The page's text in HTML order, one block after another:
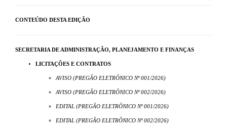
CONTEÚDO DESTA EDIÇÃO
SECRETARIA DE ADMINISTRAÇÃO, PLANEJAMENTO E FINANÇAS
LICITAÇÕES E CONTRATOS
AVISO (PREGÃO ELETRÔNICO Nº 001/2026)
AVISO (PREGÃO ELETRÔNICO Nº 002/2026)
EDITAL (PREGÃO ELETRÔNICO Nº 001/2026)
EDITAL (PREGÃO ELETRÔNICO Nº 002/2026)